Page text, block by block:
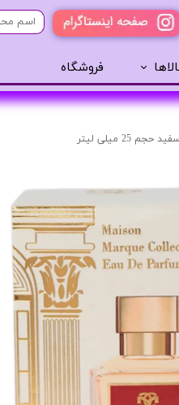
آرایشی
پنکک
ریمل
کرم پودر
خط چشم
سایه چشم
پرایمر
فروشگاه
25 میلی لیتر